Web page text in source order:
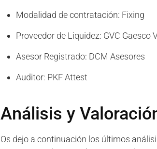
Modalidad de contratación: Fixing
Proveedor de Liquidez: GVC Gaesco
Asesor Registrado: DCM Asesores
Auditor: PKF Attest
Análisis y
Os dejo a continuación los últimos